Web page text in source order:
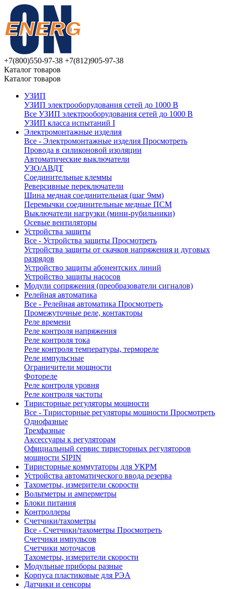
+7(800)550-97-38 +7(812)905-97-38
Каталог товаров
Каталог товаров
УЗИП
УЗИП электрооборудования сетей до 1000 В
Все УЗИП электрооборудования сетей до 1000 В
УЗИП клaссa испытаний I
Электромонтажные изделия
Все - Электромонтажные изделия Просмотреть
Провода в силиконовой изоляции
Автоматические выключатели
УЗО/АВДТ
Соединительные клеммы
Реверсивные переключатели
Шина медная соединительная (шаг 9мм)
Перемычки соединительные медные ПСМ
Выключатели нагрузки (мини-рубильники)
Осевые вентиляторы
Устройства защиты
Все - Устройства защиты Просмотреть
Устройства защиты от скачков напряжения и дуговых
разрядов
Устройство защиты абонентских линий
Устройство защиты насосов
Модули сопряжения (преобразователи сигналов)
Релейная автоматика
Все - Релейная автоматика Просмотреть
Промежуточные реле, контакторы
Реле времени
Реле контроля напряжения
Реле контроля тока
Реле контроля температуры, термореле
Реле импульсные
Ограничители мощности
Фотореле
Реле контроля уровня
Реле контроля частоты
Тиристорные регуляторы мощности
Все - Тиристорные регуляторы мощности Просмотреть
Однофазные
Трехфазные
Аксессуары к регуляторам
Официальный сервис тиристорных регуляторов
мощности SIPIN
Тиристорные коммутаторы для УКРМ
Устройства автоматического ввода резерва
Тахометры, измерители скорости
Вольтметры и амперметры
Блоки питания
Контроллеры
Счетчики/тахометры
Все - Счетчики/тахометры Просмотреть
Счетчики импульсов
Счетчики моточасов
Тахометры, измерители скорости
Модульные приборы разные
Корпуса пластиковые для РЭА
Датчики и сенсоры